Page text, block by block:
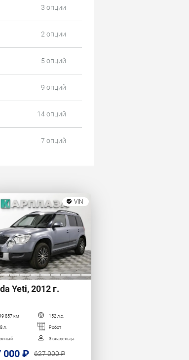
3 опции
2 опции
5 опций
9 опций
14 опций
7 опций
VIN
Yeti, 2012 г.
857 км 152 л.с.
л. Робот
3 владельца
000 ₽
627 000 ₽